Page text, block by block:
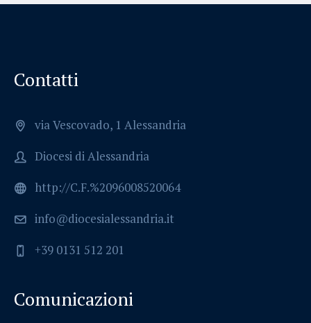
Contatti
via Vescovado, 1 Alessandria
Diocesi di Alessandria
http://C.F.%2096008520064
info@diocesialessandria.it
+39 0131 512 201
Comunicazioni